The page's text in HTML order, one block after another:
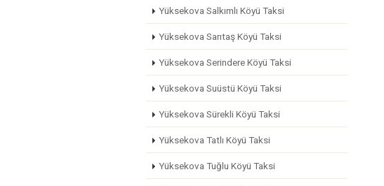
Yüksekova Salkımlı Köyü Taksi
Yüksekova Sarıtaş Köyü Taksi
Yüksekova Serindere Köyü Taksi
Yüksekova Suüstü Köyü Taksi
Yüksekova Sürekli Köyü Taksi
Yüksekova Tatlı Köyü Taksi
Yüksekova Tuğlu Köyü Taksi